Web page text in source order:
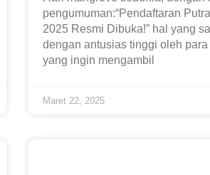
pengumuman:“Pendaftaran
2025 Resmi Dibuka!” hal yang
dengan antusias tinggi oleh
yang ingin mengambil
Maret 22, 2025